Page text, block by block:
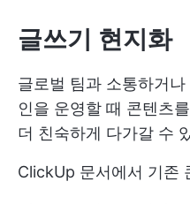
글쓰기 현지화
글로벌 팀과 소통하거
인을 운영할 때 콘텐츠
더 친숙하게 다가갈 수
ClickUp 문서에서 기존